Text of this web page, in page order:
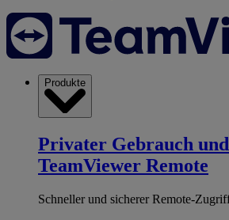
Produkte
Privater Gebrauch
TeamViewer Remote
Schneller und sicherer Remote-